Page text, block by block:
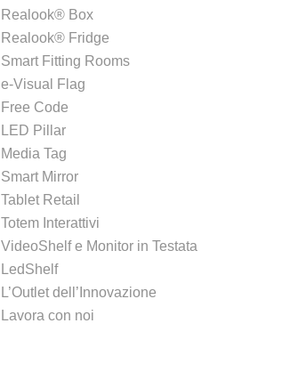
Realook® Box
Realook® Fridge
Smart Fitting Rooms
e-Visual Flag
Free Code
LED Pillar
Media Tag
Smart Mirror
Tablet Retail
Totem Interattivi
VideoShelf e Monitor in Testata
LedShelf
L’Outlet dell’Innovazione
Lavora con noi